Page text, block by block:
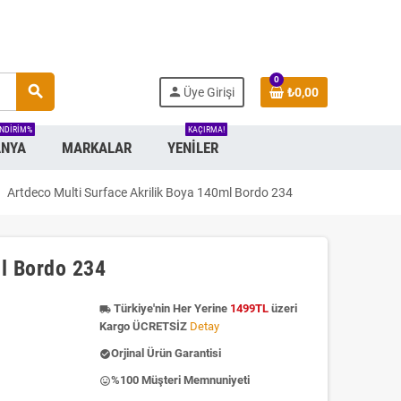
search person Üye Girişi
0
₺0,00
MARKALAR YENILER
KAÇIRMA!
Artdeco Multi Surface Akrilik Boya 140ml Bordo 234
Bordo 234
local_shipping Türkiye'nin Her Yerine 1499TLüzeri
Kargo ÜCRETSİZ Detay
check_circleOrjinal Ürün Garantisi
insert_emoticon%100 Müşteri Memnuniyeti